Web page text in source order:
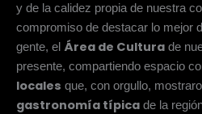
y de la calidez propia de nuestra
compromiso de destacar lo mejor
gente, el Área de Cultura de
presente, compartiendo espacio
locales que, con orgullo,
gastronomía típica de la